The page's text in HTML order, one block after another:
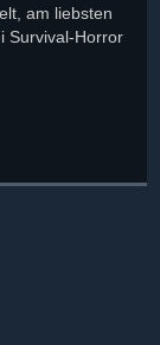
am liebsten
Survival-Horror